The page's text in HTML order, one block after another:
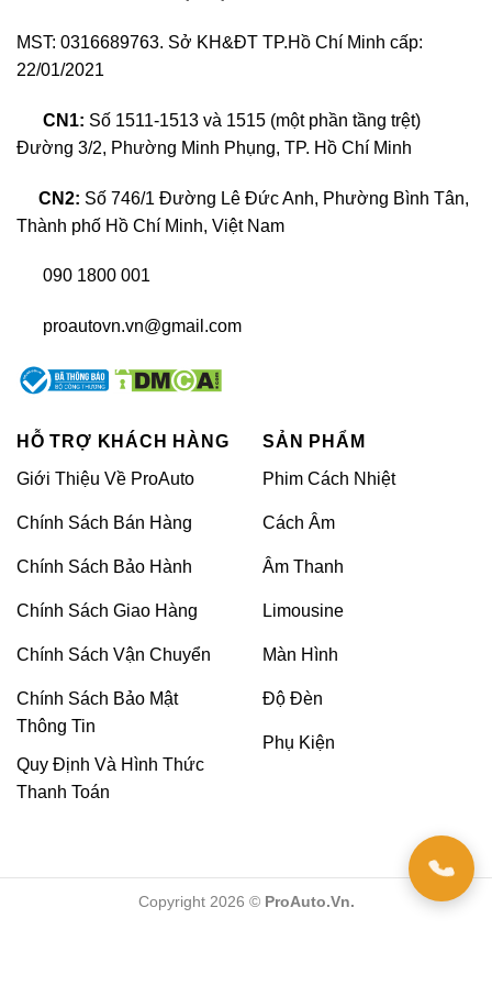
Hệ thống âm thanh nguyên bản xe Toyota
Với những dòng xe phổ thông, chỉ được trang bị
được trang bị thêm màn hình DVD để thuận tiện
cho việc phục vụ nhu cầu giải trí. Tuy nhiên, phần
DVD Android
mới để hỗ trợ nhu cầu giải trí cao
Tuy nhiên, đầu DVD cũng ảnh hưởng khá nhiều
sản xuất khi đầu tư vào hệ thống màn hình cao
cấp sẽ phải thiết kế kèm theo mộ xử lý âm thanh,
hỗ trợ lọc âm thanh tốt hơn. Thế nhưng không
MST: 0316689763. Sở KH&ĐT TP.Hồ Chí Minh cấp:
22/01/2021
CN1: Số 1511-1513 và 1515 (một phần tầng trệt)
Đường 3/2, Phường Minh Phụng, TP. Hồ Chí Minh
CN2: Số 746/1 Đường Lê Đức Anh, Phường Bình Tân,
Thành phố Hồ Chí Minh, Việt Nam
090 1800 001
proautovn.vn@gmail.com
HỖ TRỢ KHÁCH HÀNG
Giới Thiệu Về ProAuto
Chính Sách Bán Hàng
Chính Sách Bảo Hành
Chính Sách Giao Hàng
Chính Sách Vận Chuyển
Chính Sách Bảo Mật
Thông Tin
Quy Định Và Hình Thức
Thanh Toán
SẢN PHẨM
Phim Cách Nhiệt
Cách Âm
Âm Thanh
Limousine
Màn Hình
Độ Đèn
Phụ Kiện
Copyright 2026 © ProAuto.Vn.